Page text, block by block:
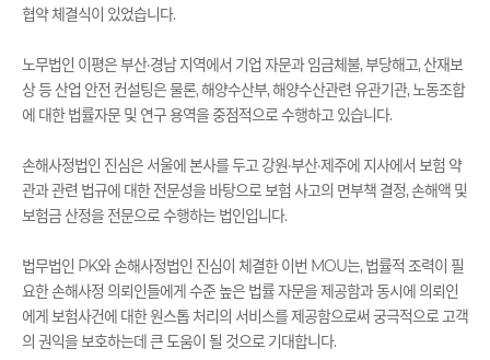
협약 체결식이 있었습니다.
노무법인 이평은 부산·경남 지역에서 기업 자문과 임금체불, 부당해고, 산재보
상 등 산업 안전 컨설팅은 물론, 해양수산부, 해양수산관련 유관기관, 노동조합
에 대한 법률자문 및 연구 용역을 중점적으로 수행하고 있습니다.
손해사정법인 진심은 서울에 본사를 두고 강원·부산·제주에 지사에서 보험 약
관과 관련 법규에 대한 전문성을 바탕으로 보험 사고의 면부책 결정, 손해액 및
보험금 산정을 전문으로 수행하는 법인입니다.
법무법인 PK와 손해사정법인 진심이 체결한 이번 MOU는, 법률적 조력이 필
요한 손해사정 의뢰인들에게 수준 높은 법률 자문을 제공함과 동시에 의뢰인
에게 보험사건에 대한 원스톱 처리의 서비스를 제공함으로써 궁극적으로 고객
의 권익을 보호하는데 큰 도움이 될 것으로 기대합니다.